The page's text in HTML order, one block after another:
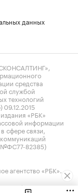
данных
средства
службой
технологий
«РБК»
информации
сфере связи,
№ФС77-82385)
агентство «РБК».
Петербургская